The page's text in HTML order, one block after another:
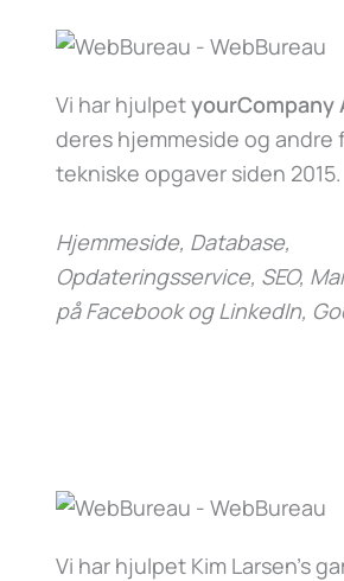
Vi har hjulpetyourCompany
deres hjemmeside og andre
tekniske opgaver siden 2015.
Hjemmeside, Database,
Opdateringsservice, SEO,
på Facebook og LinkedIn,
Vi har hjulpet Kim Larsen’s